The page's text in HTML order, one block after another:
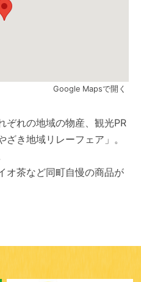
Google Mapsで開く
ぞれの地域の物産、観光PR
き地域リレーフェア」。
オ茶など同町自慢の商品が